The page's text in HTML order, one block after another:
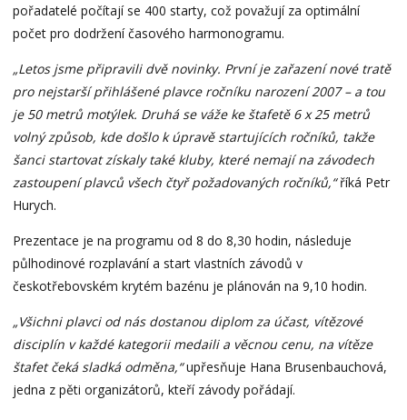
pořadatelé počítají se 400 starty, což považují za optimální
počet pro dodržení časového harmonogramu.
„Letos jsme připravili dvě novinky. První je zařazení nové tratě
pro nejstarší přihlášené plavce ročníku narození 2007 – a tou
je 50 metrů motýlek. Druhá se váže ke štafetě 6 x 25 metrů
volný způsob, kde došlo k úpravě startujících ročníků, takže
šanci startovat získaly také kluby, které nemají na závodech
zastoupení plavců všech čtyř požadovaných ročníků,“říká Petr
Hurych.
Prezentace je na programu od 8 do 8,30 hodin, následuje
půlhodinové rozplavání a start vlastních závodů v
českotřebovském krytém bazénu je plánován na 9,10 hodin.
„Všichni plavci od nás dostanou diplom za účast, vítězové
disciplín v každé kategorii medaili a věcnou cenu, na vítěze
štafet čeká sladká odměna,“upřesňuje Hana Brusenbauchová,
jedna z pěti organizátorů, kteří závody pořádají.